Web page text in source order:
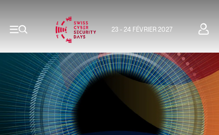
23 - 24 FÉVRIER 2027